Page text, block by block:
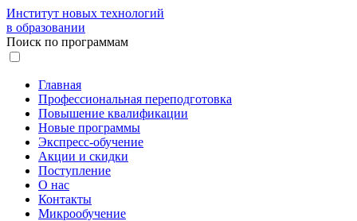
Институт новых технологий
в образовании
Поиск по программам
Главная
Профессиональная переподготовка
Повышение квалификации
Новые программы
Экспресс-обучение
Акции и скидки
Поступление
О нас
Контакты
Микрообучение